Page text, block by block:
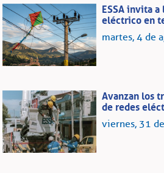
ESSA invita
eléctrico en
martes, 4 de
Avanzan los
de redes
viernes, 31